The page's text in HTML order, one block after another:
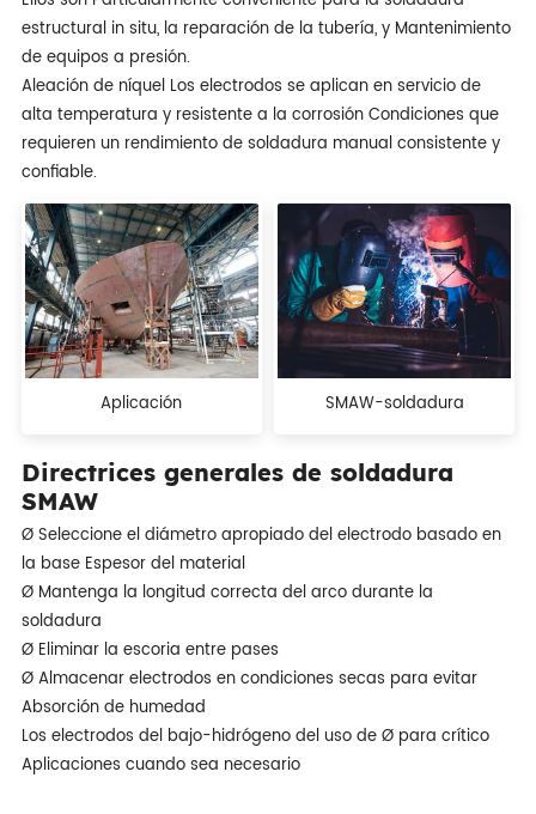
estructural in situ, la reparación de la tubería, y Mantenimiento
de equipos a presión.
Aleación de níquel Los electrodos se aplican en servicio de
alta temperatura y resistente a la corrosión Condiciones que
requieren un rendimiento de soldadura manual consistente y
confiable.
Aplicación SMAW-soldadura
Directrices generales de soldadura
SMAW
Ø Seleccione el diámetro apropiado del electrodo basado en
la base Espesor del material
Ø Mantenga la longitud correcta del arco durante la
soldadura
Ø Eliminar la escoria entre pases
Ø Almacenar electrodos en condiciones secas para evitar
Absorción de humedad
Los electrodos del bajo-hidrógeno del uso de Ø para crítico
Aplicaciones cuando sea necesario